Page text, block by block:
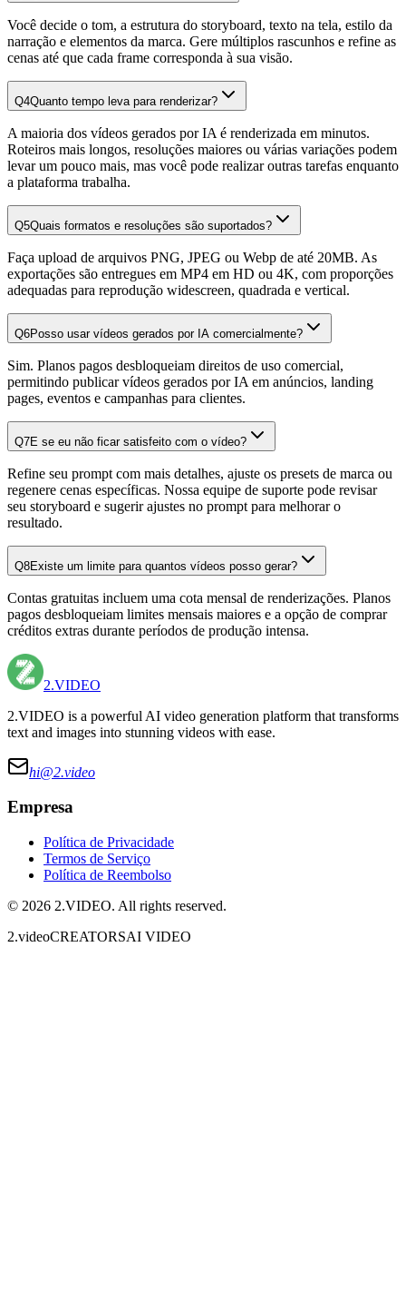
Você decide o tom, a estrutura do storyboard, texto na tela, estilo da
narração e elementos da marca. Gere múltiplos rascunhos e refine as
cenas até que cada frame corresponda à sua visão.
Q4Quanto tempo leva para renderizar?
A maioria dos vídeos gerados por IA é renderizada em minutos.
Roteiros mais longos, resoluções maiores ou várias variações podem
levar um pouco mais, mas você pode realizar outras tarefas enquanto
a plataforma trabalha.
Q5Quais formatos e resoluções são suportados?
Faça upload de arquivos PNG, JPEG ou Webp de até 20MB. As
exportações são entregues em MP4 em HD ou 4K, com proporções
adequadas para reprodução widescreen, quadrada e vertical.
Q6Posso usar vídeos gerados por IA comercialmente?
Sim. Planos pagos desbloqueiam direitos de uso comercial,
permitindo publicar vídeos gerados por IA em anúncios, landing
pages, eventos e campanhas para clientes.
Q7E se eu não ficar satisfeito com o vídeo?
Refine seu prompt com mais detalhes, ajuste os presets de marca ou
regenere cenas específicas. Nossa equipe de suporte pode revisar
seu storyboard e sugerir ajustes no prompt para melhorar o
resultado.
Q8Existe um limite para quantos vídeos posso gerar?
Contas gratuitas incluem uma cota mensal de renderizações. Planos
pagos desbloqueiam limites mensais maiores e a opção de comprar
créditos extras durante períodos de produção intensa.
2.VIDEO
2.VIDEO is a powerful AI video generation platform that transforms
text and images into stunning videos with ease.
hi@2.video
Empresa
Política de Privacidade
Termos de Serviço
Política de Reembolso
© 2026 2.VIDEO. All rights reserved.
2.videoCREATORSAI VIDEO